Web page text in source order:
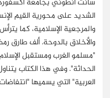
سانت أنطوني بجامعة
الشديد على محورية القيم
والمرجعية الإسلامية، كما
والأخلاق بالدوحة. ألف طارق
"مسلمو الغرب ومستقبل
الحداثة". وفي هذا الكتاب
العربية" التي يسميها